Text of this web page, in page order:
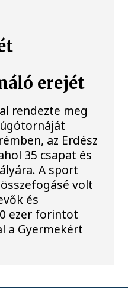
erejét
rendezte meg
az Erdész
35 csapat és
A sport
volt
és
ezer forintot
a Gyermekért